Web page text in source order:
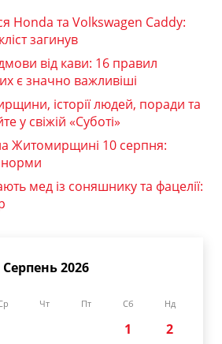
Honda та Volkswagen Caddy:
загинув
від кави: 16 правил
є значно важливіші
історії людей, поради та
у свіжій «Суботі»
Житомирщині 10 серпня:
норми
мед із соняшнику та фацелії:
Серпень 2026
Чт Пт Сб Нд
1
2